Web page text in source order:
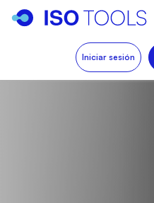
Iniciar sesión